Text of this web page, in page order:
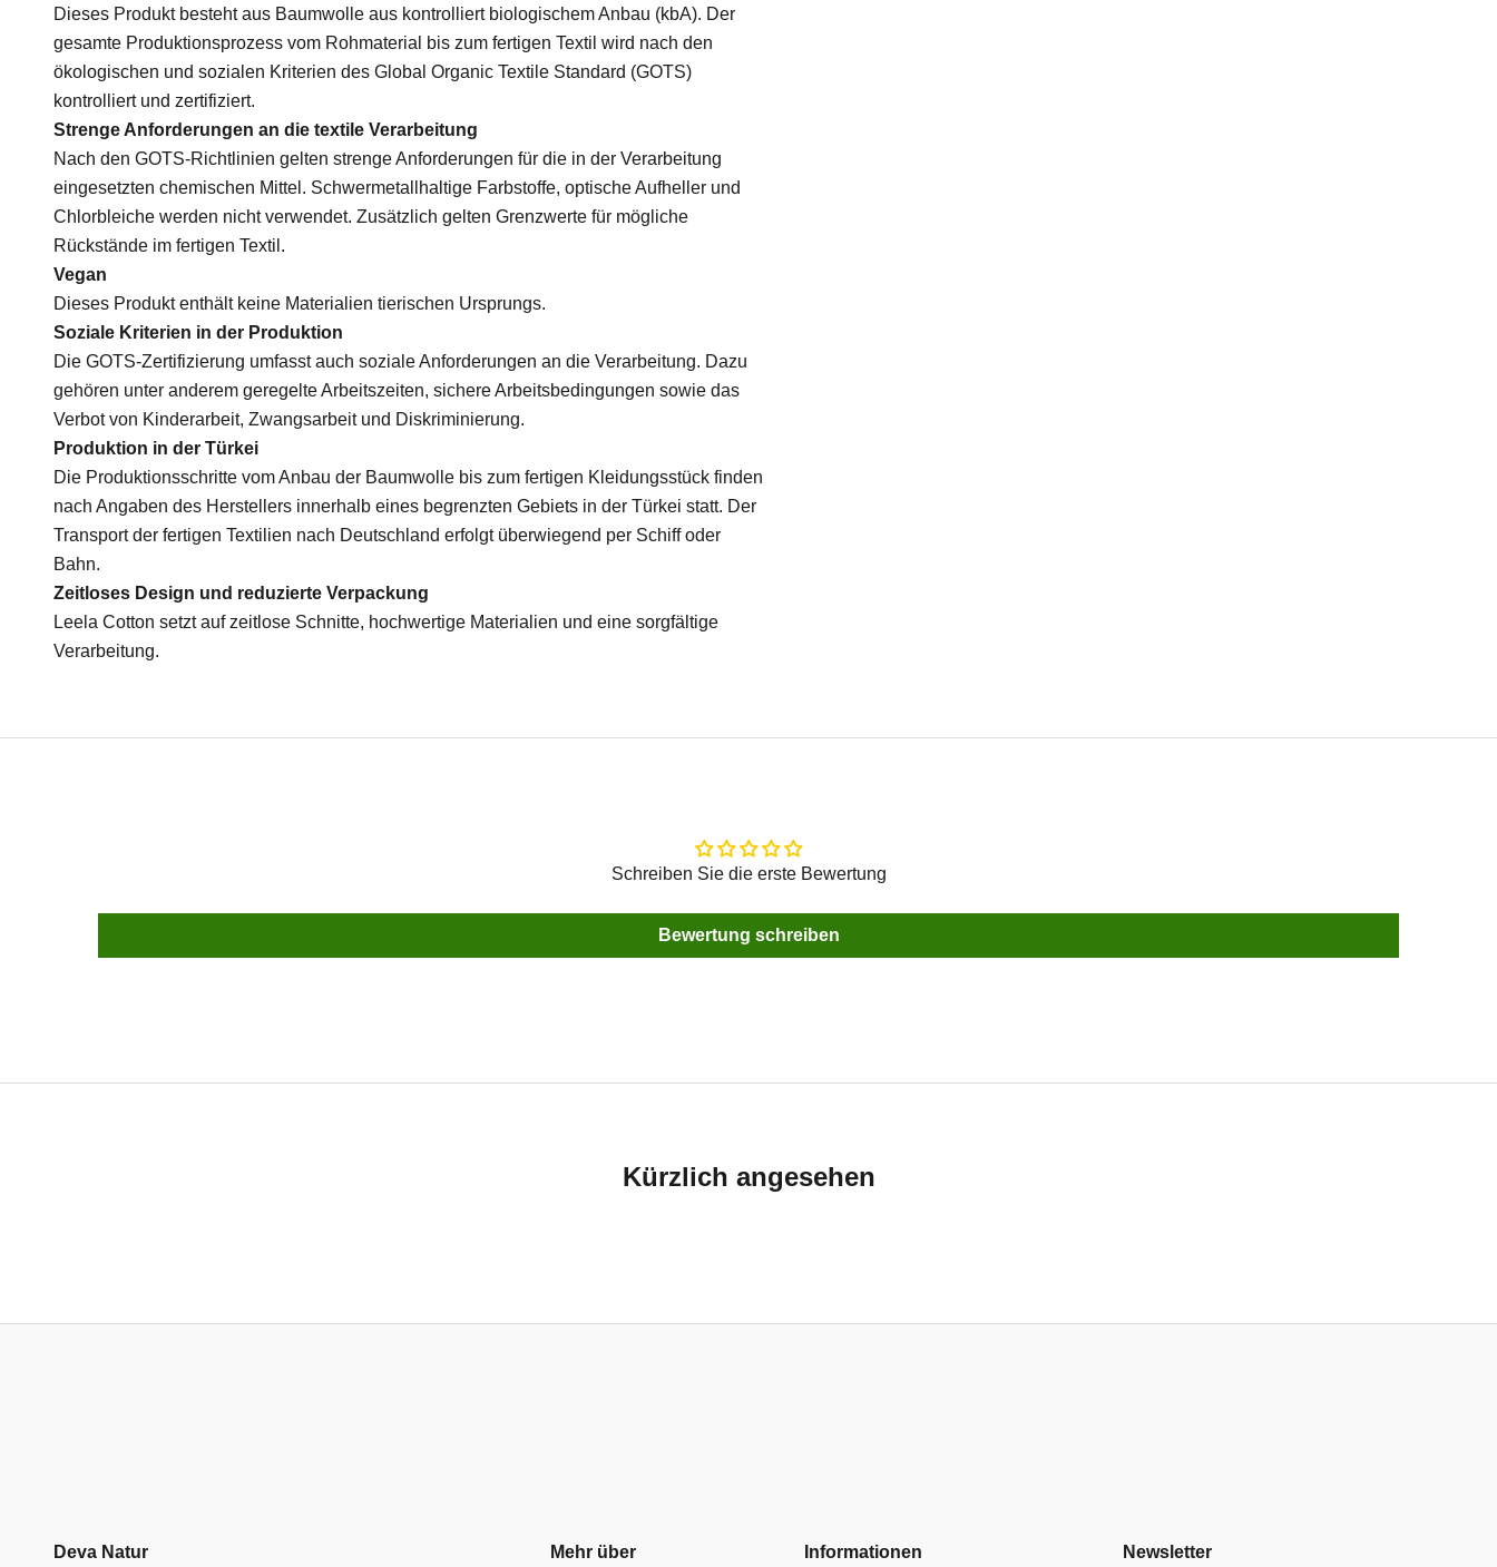
Dieses Produkt besteht aus Baumwolle aus kontrolliert biologischem Anbau (kbA). Der
gesamte Produktionsprozess vom Rohmaterial bis zum fertigen Textil wird nach den
ökologischen und sozialen Kriterien des Global Organic Textile Standard (GOTS)
kontrolliert und zertifiziert.
Strenge Anforderungen an die textile Verarbeitung
Nach den GOTS-Richtlinien gelten strenge Anforderungen für die in der Verarbeitung
eingesetzten chemischen Mittel. Schwermetallhaltige Farbstoffe, optische Aufheller und
Chlorbleiche werden nicht verwendet. Zusätzlich gelten Grenzwerte für mögliche
Rückstände im fertigen Textil.
Vegan
Dieses Produkt enthält keine Materialien tierischen Ursprungs.
Soziale Kriterien in der Produktion
Die GOTS-Zertifizierung umfasst auch soziale Anforderungen an die Verarbeitung. Dazu
gehören unter anderem geregelte Arbeitszeiten, sichere Arbeitsbedingungen sowie das
Verbot von Kinderarbeit, Zwangsarbeit und Diskriminierung.
Produktion in der Türkei
Die Produktionsschritte vom Anbau der Baumwolle bis zum fertigen Kleidungsstück finden
nach Angaben des Herstellers innerhalb eines begrenzten Gebiets in der Türkei statt. Der
Transport der fertigen Textilien nach Deutschland erfolgt überwiegend per Schiff oder
Bahn.
Zeitloses Design und reduzierte Verpackung
Leela Cotton setzt auf zeitlose Schnitte, hochwertige Materialien und eine sorgfältige
Verarbeitung.
Schreiben Sie die erste Bewertung
Bewertung schreiben
Kürzlich angesehen
Deva Natur Mehr über Informationen Newsletter